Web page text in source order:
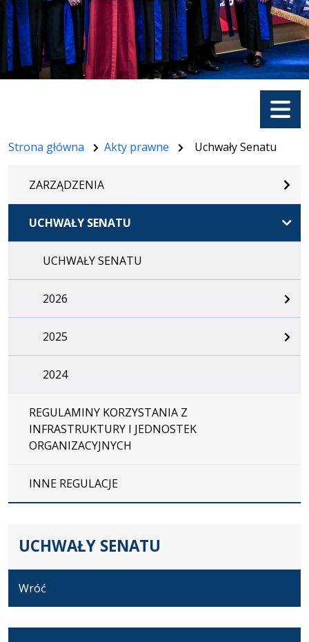
Menu
Strona główna Akty prawne Uchwały Senatu
ZARZĄDZENIA
UCHWAŁY SENATU
UCHWAŁY SENATU
2026
2025
2024
REGULAMINY KORZYSTANIA Z
INFRASTRUKTURY I JEDNOSTEK
ORGANIZACYJNYCH
INNE REGULACJE
UCHWAŁY SENATU
Wróć